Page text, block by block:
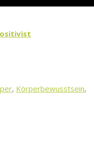
, Körperbewusstsein,